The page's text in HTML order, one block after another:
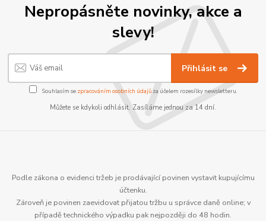
Nepropásněte novinky, akce a
slevy!
Přihlásit se
Souhlasím se zpracováním osobních údajůza účelem rozesílky newsletteru.
Můžete se kdykoli odhlásit. Zasíláme jednou za 14 dní.
Podle zákona o evidenci tržeb je prodávající povinen vystavit kupujícímu
účtenku.
Zároveň je povinen zaevidovat přijatou tržbu u správce daně online; v
případě technického výpadku pak nejpozději do 48 hodin.